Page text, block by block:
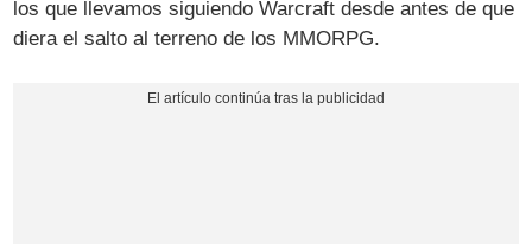
los que llevamos siguiendo Warcraft desde antes de que
diera el salto al terreno de los MMORPG.